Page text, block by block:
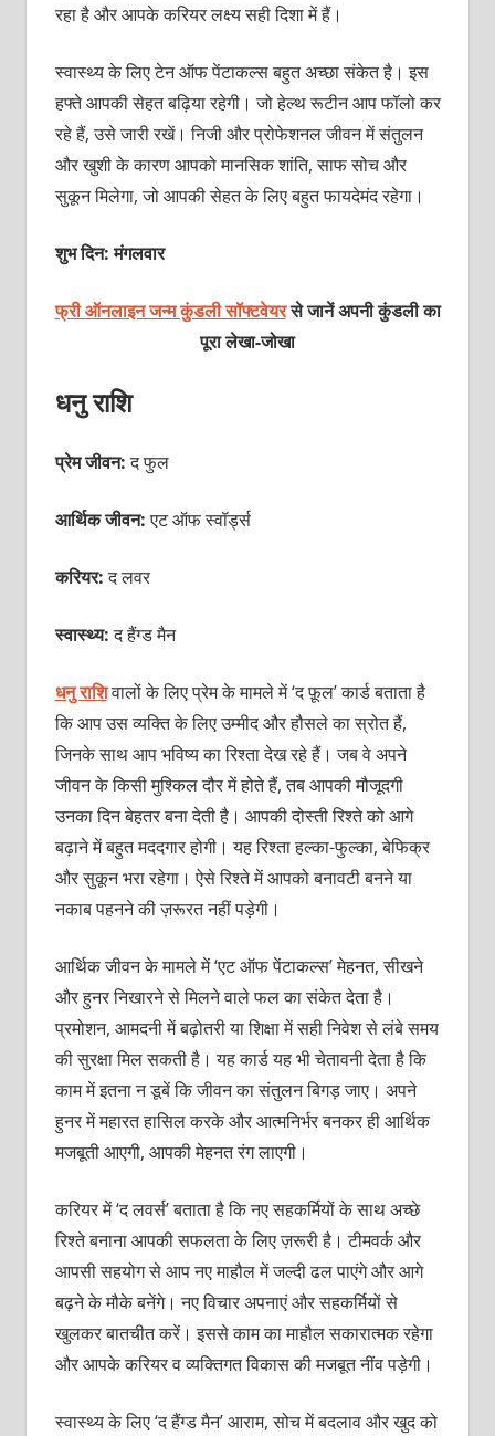
रहा है और आपके करियर लक्ष्य सही दिशा में हैं।
स्वास्थ्य के लिए टेन ऑफ पेंटाकल्स बहुत अच्छा संकेत है। इस
हफ्ते आपकी सेहत बढ़िया रहेगी। जो हेल्थ रूटीन आप फॉलो कर
रहे हैं, उसे जारी रखें। निजी और प्रोफेशनल जीवन में संतुलन
और खुशी के कारण आपको मानसिक शांति, साफ सोच और
सुकून मिलेगा, जो आपकी सेहत के लिए बहुत फायदेमंद रहेगा।
शुभ दिन: मंगलवार
फ्री ऑनलाइन जन्म कुंडली सॉफ्टवेयरसे जानें अपनी कुंडली का
पूरा लेखा-जोखा
धनु राशि
प्रेम जीवन:द फुल
आर्थिक जीवन:एट ऑफ स्वॉर्ड्स
करियर:द लवर
स्वास्थ्य:द हैंग्ड मैन
धनु राशिवालों के लिए प्रेम के मामले में ‘द फ़ूल’ कार्ड बताता है
कि आप उस व्यक्ति के लिए उम्मीद और हौसले का स्रोत हैं,
जिनके साथ आप भविष्य का रिश्ता देख रहे हैं। जब वे अपने
जीवन के किसी मुश्किल दौर में होते हैं, तब आपकी मौजूदगी
उनका दिन बेहतर बना देती है। आपकी दोस्ती रिश्ते को आगे
बढ़ाने में बहुत मददगार होगी। यह रिश्ता हल्का-फुल्का, बेफिक्र
और सुकून भरा रहेगा। ऐसे रिश्ते में आपको बनावटी बनने या
नकाब पहनने की ज़रूरत नहीं पड़ेगी।
आर्थिक जीवन के मामले में ‘एट ऑफ पेंटाकल्स’ मेहनत, सीखने
और हुनर निखारने से मिलने वाले फल का संकेत देता है।
प्रमोशन, आमदनी में बढ़ोतरी या शिक्षा में सही निवेश से लंबे समय
की सुरक्षा मिल सकती है। यह कार्ड यह भी चेतावनी देता है कि
काम में इतना न डूबें कि जीवन का संतुलन बिगड़ जाए। अपने
हुनर में महारत हासिल करके और आत्मनिर्भर बनकर ही आर्थिक
मजबूती आएगी, आपकी मेहनत रंग लाएगी।
करियर में ‘द लवर्स’ बताता है कि नए सहकर्मियों के साथ अच्छे
रिश्ते बनाना आपकी सफलता के लिए ज़रूरी है। टीमवर्क और
आपसी सहयोग से आप नए माहौल में जल्दी ढल पाएंगे और आगे
बढ़ने के मौके बनेंगे। नए विचार अपनाएं और सहकर्मियों से
खुलकर बातचीत करें। इससे काम का माहौल सकारात्मक रहेगा
और आपके करियर व व्यक्तिगत विकास की मजबूत नींव पड़ेगी।
स्वास्थ्य के लिए ‘द हैंग्ड मैन’ आराम, सोच में बदलाव और खुद को